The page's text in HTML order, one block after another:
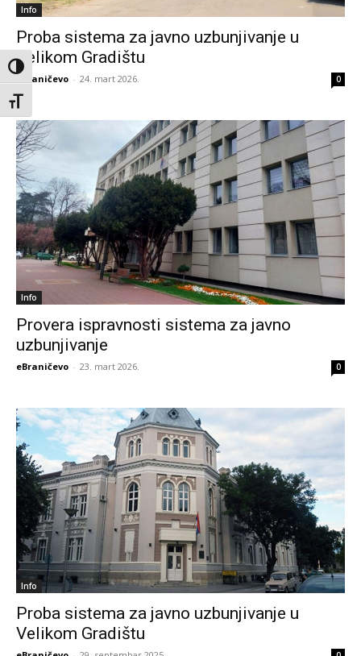
Toggle High Contrast
Toggle Font size
Info
Proba sistema za javno uzbunjivanje u
Velikom Gradištu
eBraničevo - 24. mart 2026. 0
Info
Provera ispravnosti sistema za javno
uzbunjivanje
eBraničevo - 23. mart 2026. 0
Info
Proba sistema za javno uzbunjivanje u
Velikom Gradištu